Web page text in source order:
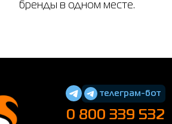
бренды в одном месте.
телеграм-бот
0 800 339 532